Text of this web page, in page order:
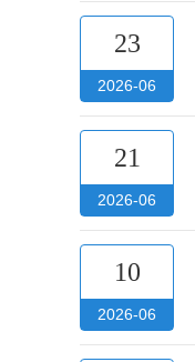
23
2026-06
21
2026-06
10
2026-06